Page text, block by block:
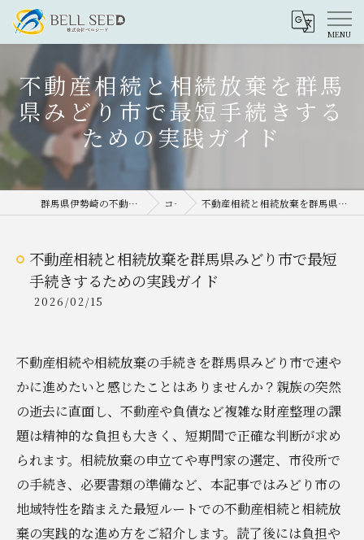
不動産相続と相続放棄を群馬
県みどり市で最短手続きする
ための実践ガイド
群馬県伊勢崎の不動産売却なら株式会社ベルシード コラム 不動産相続と相続放棄を群馬県みどり市で最短手続きするための実践ガイド
不動産相続と相続放棄を群馬県みどり市で最短
手続きするための実践ガイド
2026/02/15
不動産相続や相続放棄の手続きを群馬県みどり市で速や
かに進めたいと感じたことはありませんか？親族の突然
の逝去に直面し、不動産や負債など複雑な財産整理の課
題は精神的な負担も大きく、短期間で正確な判断が求め
られます。相続放棄の申立てや専門家の選定、市役所で
の手続き、必要書類の準備など、本記事ではみどり市の
地域特性を踏まえた最短ルートでの不動産相続と相続放
棄の実践的な進め方をご紹介します。読了後には負担や